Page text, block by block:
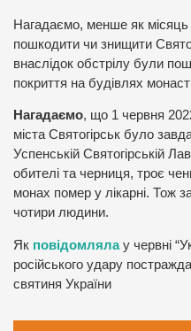
Нагадаємо, менше як місяць
пошкодити чи знищити
внаслідок обстрілу були
покриття на будівлях
Нагадаємо, що 1 червня
міста Святогірськ було
Успенській Святогірській
обителі та черниця, троє
монах помер у лікарні. Тож
чотири людини.
Як повідомлялау червні
російського удару
святиня України